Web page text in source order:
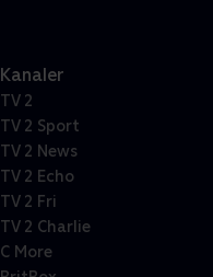
Kanaler
TV 2
TV 2 Sport
TV 2 News
TV 2 Echo
TV 2 Fri
TV 2 Charlie
C More